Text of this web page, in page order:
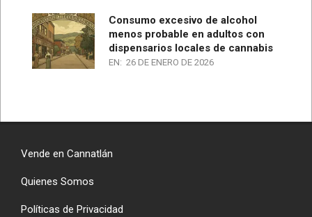
Consumo excesivo de alcohol
menos probable en adultos con
dispensarios locales de cannabis
EN: 26 DE ENERO DE 2026
Vende en Cannatlán
Quienes Somos
Políticas de Privacidad